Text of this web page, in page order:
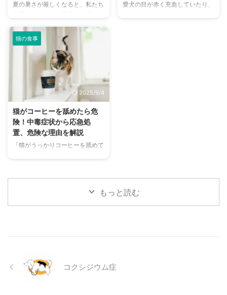
網羅的に解説します。 さらに、
や、初心者でも安心して利用する
ための ...
ヒントもご紹介します。 この記
夏の暑さが厳しくなると、私たち
になりますよね。特に猫は汗腺が
少なく、人間のように汗をかいて
体温を調節することが苦手なた
め、熱中症になりやすい動物で
す。 この記事では、猫の熱中症
の初期サインから、エアコンを使
わずにできる効果的な暑さ対策、
快適に過ごせるひんやりグッズの
さらに、留守番中の注意点や、猫
が本当に喜ぶ暑さ対策について、
当メディアの編集部が実際に試し
た体験談もご紹介します。この記
る ...
愛犬の目が赤く充血していたり、
...
猫の食事
2025/9/4
猫がコーヒーを舐めたら危
険！中毒症状から応急処
置、危険な理由を解説
「猫がうっかりコーヒーを舐めて
み物であるコーヒーには、猫にと
って非常に危険な成分であるカフ
に現れる症状や、すぐに取るべき
応急処置、そして日頃からできる
もっと読む
コクシジウム症